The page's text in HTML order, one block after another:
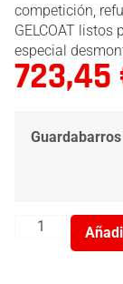
competición,
GELCOAT
especial
723,45
Guardabarros